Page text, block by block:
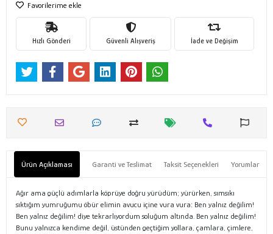
Favorilerime ekle
Hızlı Gönderi Güvenli Alışveriş İade ve Değişim
Ürün Açıklaması Garanti ve Teslimat Taksit Seçenekleri Yorumlar
Ağır ama güçlü adımlarla köprüye doğru yürüdüm; yürürken, sımsıkı
sıktığım yumruğumu öbür elimin avucu içine vura vura: Ben yalnız değilim!
Ben yalnız değilim! diye tekrarlıyordum soluğum altında. Ben yalnız değilim!
Bunu yalnızca kendime değil, üstünden geçtiğim yollara, çamlara, çimlere,